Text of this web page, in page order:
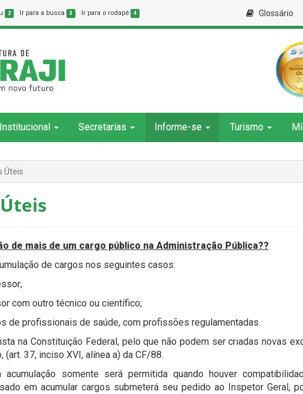
2 Ir para a busca 3 Ir para o rodapé 4 Glossário
Institucional Secretarias Informe-se Turismo
Úteis
de mais de um cargo público na Administração Pública??
de cargos nos seguintes casos:
com outro técnico ou científico;
profissionais de saúde, com profissões regulamentadas.
na Constituição Federal, pelo que não podem ser criadas novas
37, inciso XVI, alínea a) da CF/88.
somente será permitida quando houver
em acumular cargos submeterá seu pedido ao Inspetor Geral,